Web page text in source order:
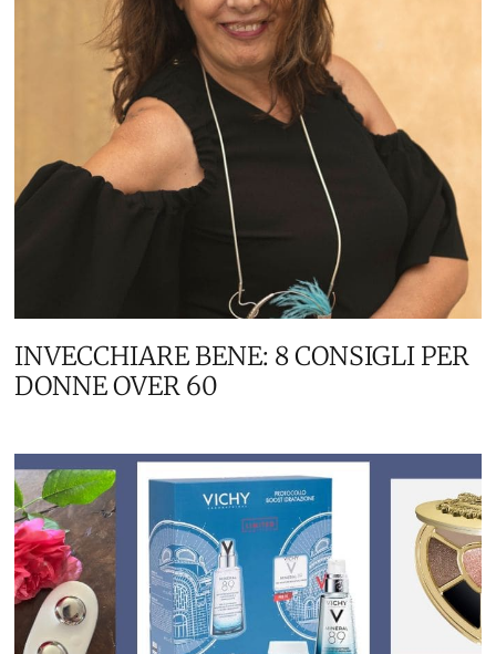
INVECCHIARE BENE: 8 CONSIGLI PER
DONNE OVER 60